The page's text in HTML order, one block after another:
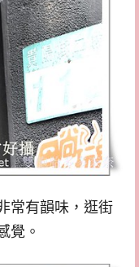
常有韻味，逛街
覺。